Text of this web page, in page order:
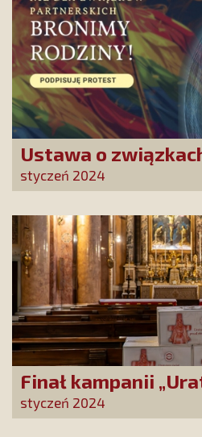
Ustawa o
to początek
zmian. Nie
styczeń 2024
Finał kampanii
przed straszliwą
styczeń 2024